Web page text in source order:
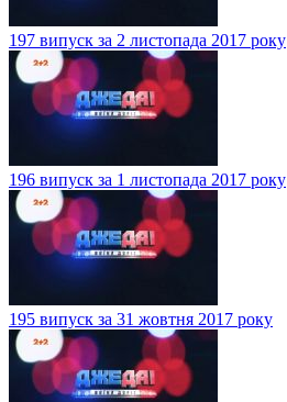
197 випуск за 2 листопада 2017 року
196 випуск за 1 листопада 2017 року
195 випуск за 31 жовтня 2017 року